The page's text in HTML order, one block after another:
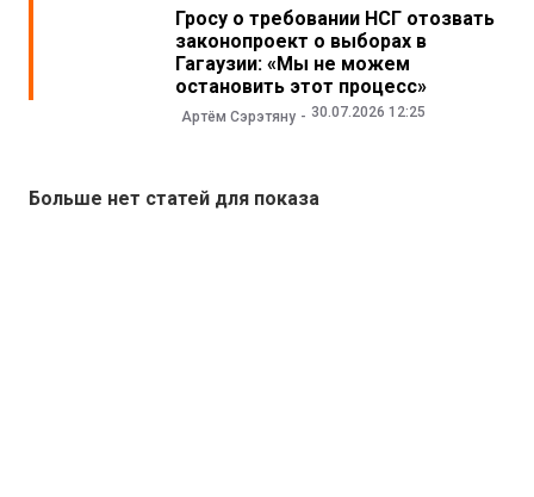
Гросу о требовании НСГ отозвать
законопроект о выборах в
Гагаузии: «Мы не можем
остановить этот процесс»
Артём Сэрэтяну 30.07.2026 12:25
Больше нет статей для показа